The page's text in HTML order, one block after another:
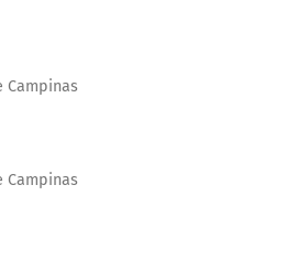
Campinas
Campinas